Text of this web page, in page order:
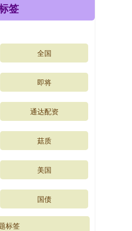
签
全国
即将
通达配资
菇质
美国
国债
标签